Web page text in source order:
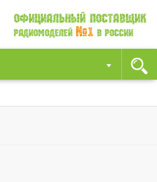
Официальный поставщик
Радиомоделей №1 в России